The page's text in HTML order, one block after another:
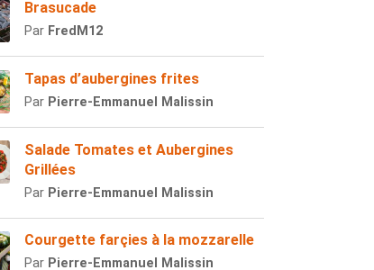
Brasucade
Par FredM12
Tapas d’aubergines frites
Par Pierre-Emmanuel Malissin
Salade Tomates et Aubergines
Grillées
Par Pierre-Emmanuel Malissin
Courgette farçies à la mozzarelle
Par Pierre-Emmanuel Malissin